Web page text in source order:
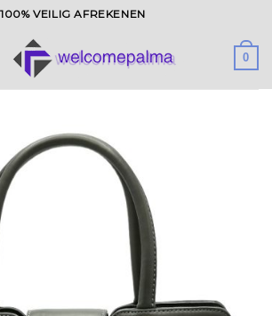
100% VEILIG AFREKENEN
0